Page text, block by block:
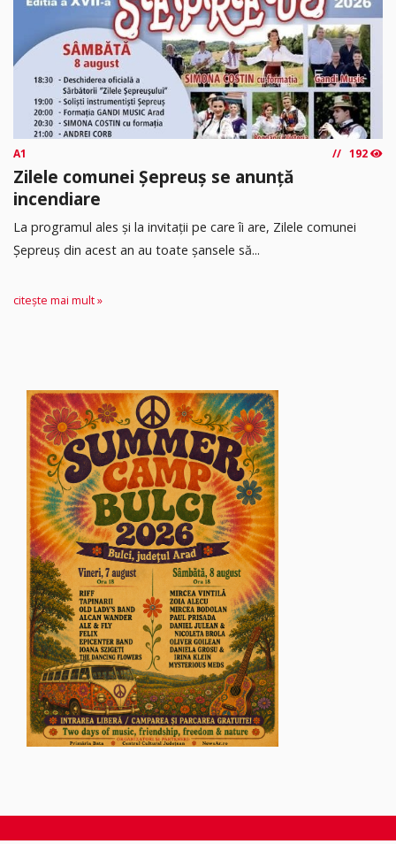
A1 192
Zilele comunei Șepreuș se anunță
incendiare
La programul ales și la invitații pe care îi are, Zilele comunei
Șepreuș din acest an au toate șansele să...
citește mai mult »